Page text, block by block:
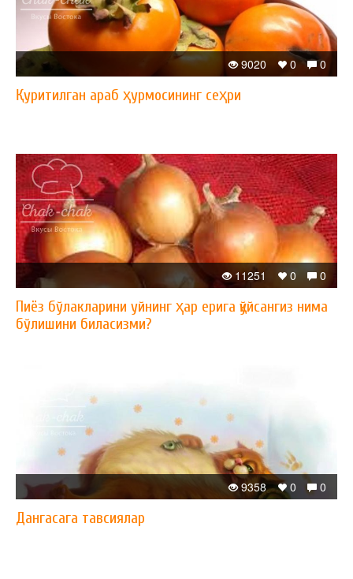
0
0
9020
Қуритилган араб ҳурмосининг сеҳри
0
0
11251
Пиёз бўлакларини уйнинг ҳар ерига қўйсангиз нима
бўлишини биласизми?
0
0
9358
Дангасага тавсиялар